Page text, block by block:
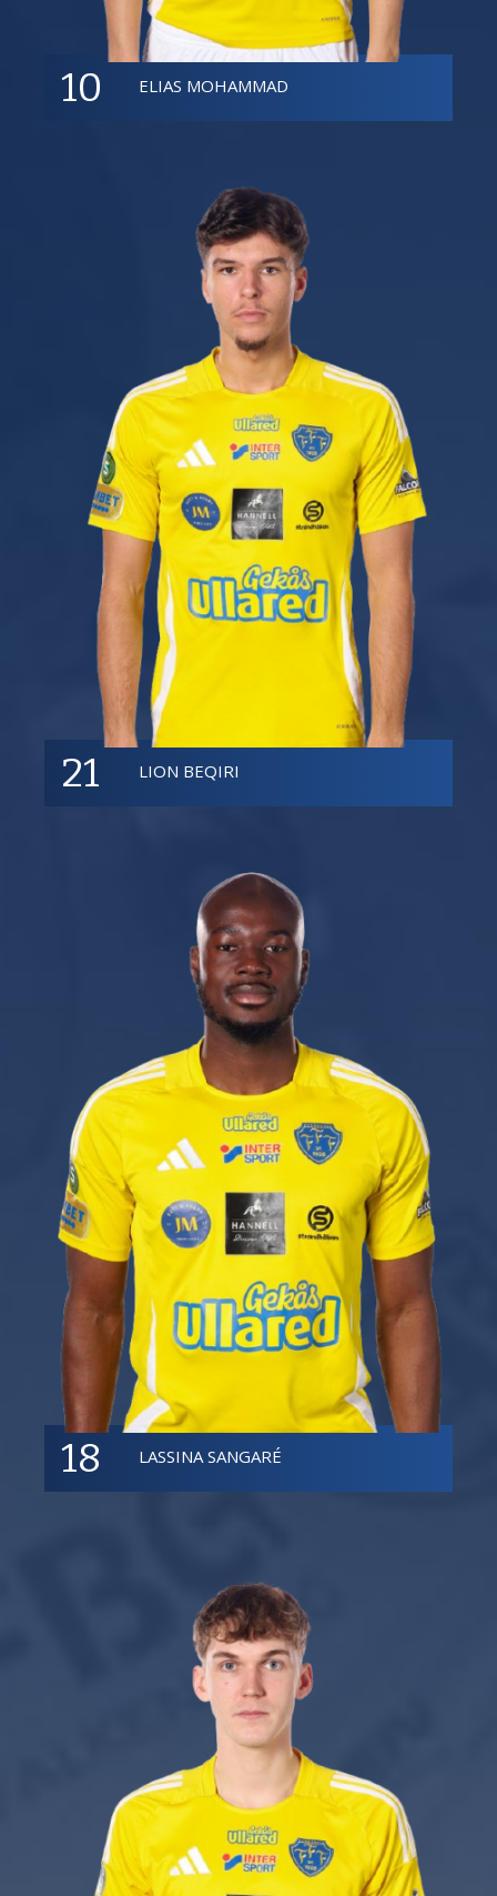
10 ELIAS MOHAMMAD
21 LION BEQIRI
18 LASSINA SANGARÉ